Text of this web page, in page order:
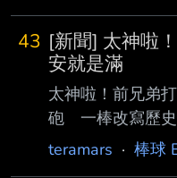
43 [新聞] 太神啦
安就是滿
太神啦！前兄弟
砲 一棒改寫歷史
（Sarah
teramars · 棒球